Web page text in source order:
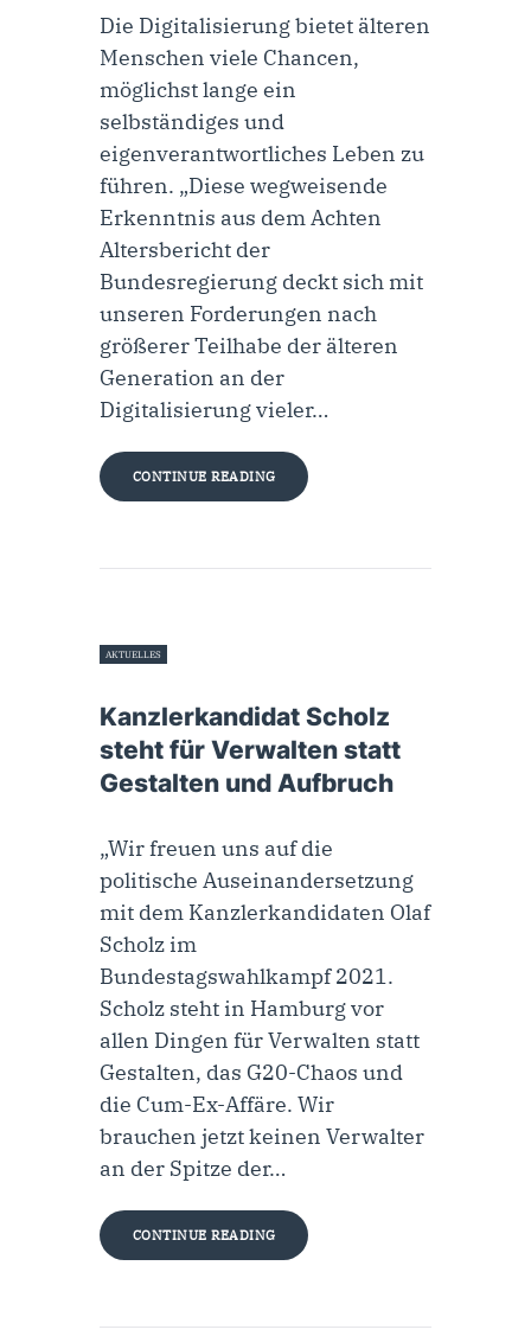
Die Digitalisierung bietet älteren
Menschen viele Chancen,
möglichst lange ein
selbständiges und
eigenverantwortliches Leben zu
führen. „Diese wegweisende
Erkenntnis aus dem Achten
Altersbericht der
Bundesregierung deckt sich mit
unseren Forderungen nach
größerer Teilhabe der älteren
Generation an der
Digitalisierung vieler…
CONTINUE READING
AKTUELLES
Kanzlerkandidat Scholz
steht für Verwalten statt
Gestalten und Aufbruch
„Wir freuen uns auf die
politische Auseinandersetzung
mit dem Kanzlerkandidaten Olaf
Scholz im
Bundestagswahlkampf 2021.
Scholz steht in Hamburg vor
allen Dingen für Verwalten statt
Gestalten, das G20-Chaos und
die Cum-Ex-Affäre. Wir
brauchen jetzt keinen Verwalter
an der Spitze der…
CONTINUE READING